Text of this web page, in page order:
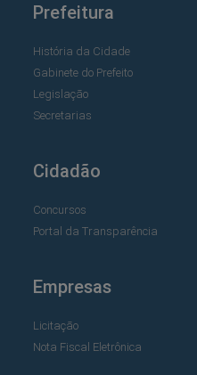
Prefeitura
História da Cidade
Gabinete do Prefeito
Legislação
Secretarias
Cidadão
Concursos
Portal da Transparência
Empresas
Licitação
Nota Fiscal Eletrônica